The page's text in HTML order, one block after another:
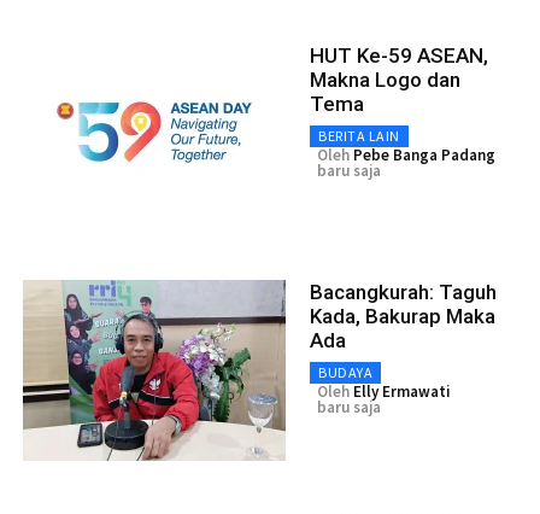
HUT Ke-59 ASEAN,
Makna Logo dan
Tema
BERITA LAIN
Oleh Pebe Banga Padang
baru saja
Bacangkurah: Taguh
Kada, Bakurap Maka
Ada
BUDAYA
Oleh Elly Ermawati
baru saja